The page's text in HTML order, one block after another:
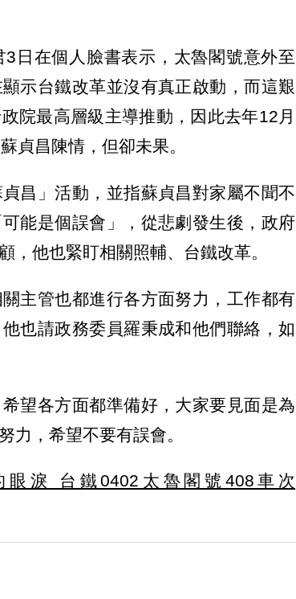
3日在個人臉書表示，太魯閣號意外至
示台鐵改革並沒有真正啟動，而這艱
院最高層級主導推動，因此去年12月
貞昌陳情，但卻未果。
昌」活動，並指蘇貞昌對家屬不聞不
能是個誤會」，從悲劇發生後，政府
，他也緊盯相關照輔、台鐵改革。
主管也都進行各方面努力，工作都有
也請政務委員羅秉成和他們聯絡，如
望各方面都準備好，大家要見面是為
力，希望不要有誤會。
眼淚 台鐵0402太魯閣號408車次